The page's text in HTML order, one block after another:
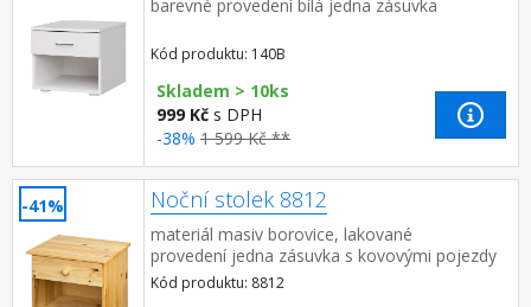
barevné provedení bílá jedna zásuvka
Kód produktu: 140B
Skladem > 10ks
999 Kč s DPH
-38% 1 599 Kč **
-41% Noční stolek 8812
materiál masiv borovice, lakované
provedení jedna zásuvka s kovovými pojezdy
Kód produktu: 8812